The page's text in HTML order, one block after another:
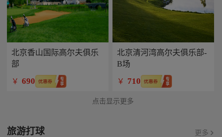
北京香山国际高尔夫俱乐
部
￥ 690
北京清河湾高尔夫俱乐部-
B场
￥ 710
点击显示更多
旅游打球 更多